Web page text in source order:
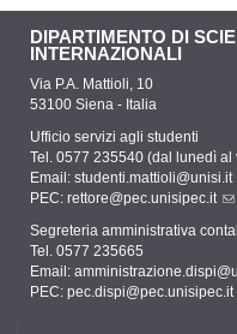
DIPARTIMENTO DI
INTERNAZIONALI
Via P.A. Mattioli, 10
53100 Siena - Italia
Ufficio servizi agli studenti
Tel. 0577 235540 (dal lunedì
Email: studenti.mattioli@unisi.it
PEC: rettore@pec.unisipec.it
Segreteria amministrativa
Tel. 0577 235665
Email:
PEC: pec.dispi@pec.unisipec.it